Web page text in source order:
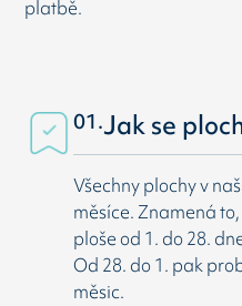
platbě.
01.Jak se
Všechny plochy v
měsíce. Znamená
ploše od 1. do 28.
Od 28. do 1. pak
měsic.